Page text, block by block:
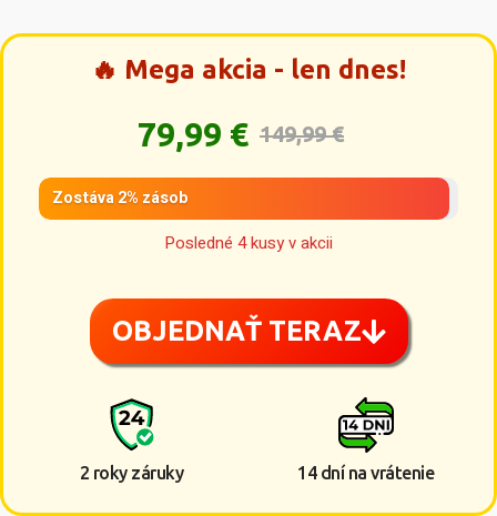
🔥 Mega akcia - len dnes!
79,99 € 149,99 €
Zostáva 2% zásob
Posledné 4 kusy v akcii
OBJEDNAŤ TERAZ
2 roky záruky 14 dní na vrátenie